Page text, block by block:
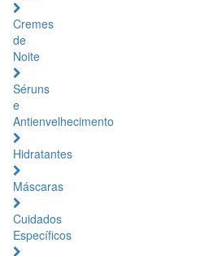
Cremes
de
Noite
Séruns
e
Antienvelhecimento
Hidratantes
Máscaras
Cuidados
Específicos